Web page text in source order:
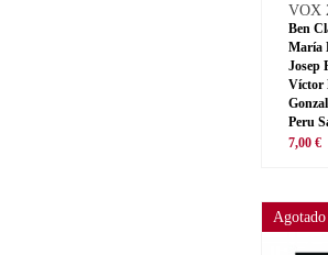
VOX
Ben
María
Josep
Víctor
Peru
7,00 €
Agotado